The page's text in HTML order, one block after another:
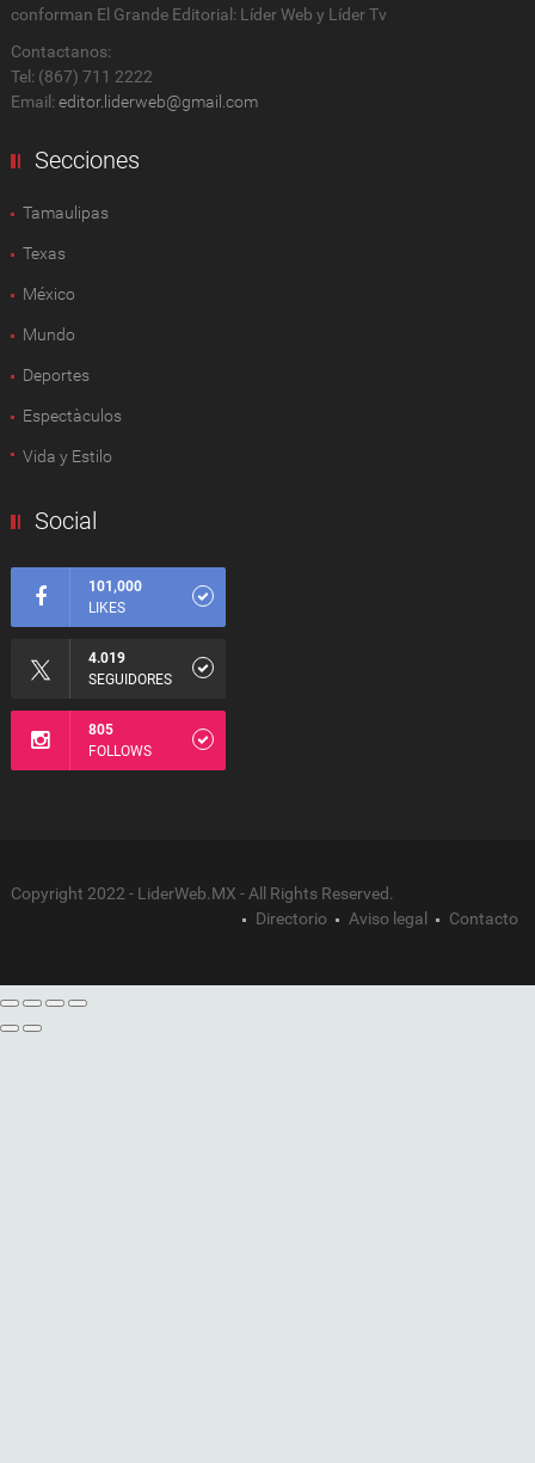
conforman El Grande Editorial: Líder Web y Líder Tv
Contactanos:
Tel: (867) 711 2222
Email: editor.liderweb@gmail.com
Secciones
Tamaulipas
Texas
México
Mundo
Deportes
Espectàculos
Vida y Estilo
Social
101,000
LIKES
4.019
SEGUIDORES
805
FOLLOWS
Copyright 2022 - LiderWeb.MX - All Rights Reserved.
Directorio
Aviso legal Contacto